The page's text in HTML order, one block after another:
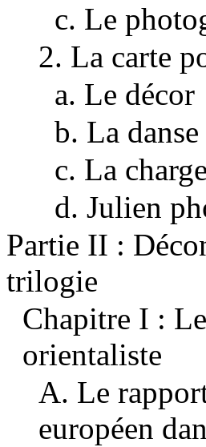
c. Le
2. La carte
a. Le décor
b. La danse
c. La
d. Julien
Partie II :
trilogie
Chapitre I :
orientaliste
A. Le
européen